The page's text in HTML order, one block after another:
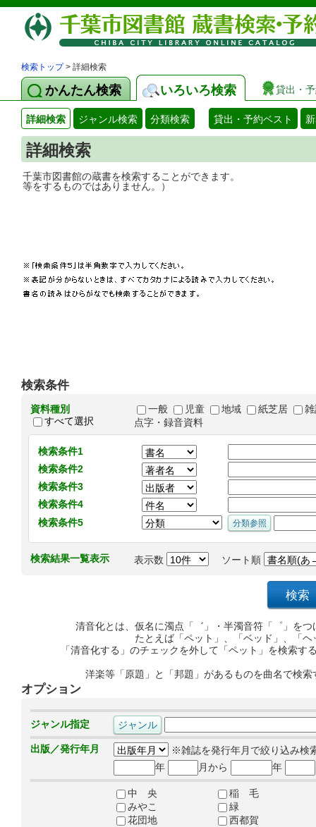
検索トップ> 詳細検索
かんたん検索 いろいろ検索 貸出・
詳細検索 ジャンル検索 分類検索 貸出・予約ベスト
詳細検索
千葉市図書館の蔵書を検索することがで
等をするものではありません。）
検索条件
資料種別
すべて選択
一般 児童 地域 紙芝居
点字・録音資料
検索条件1
検索条件2
検索条件3
検索条件4
検索条件5
検索結果一覧表示 表示数 ソート順
清音化とは、仮名に濁点「゛」・半濁音符「゜」を
たとえば「ペット」、「ベッド」、「
「清音化する」のチェックを外して「ペット」を検索
洋楽等「原題」と「邦題」があるものを曲名で検
オプション
ジャンル指定
出版／発行年月
※雑誌を発行年月で絞り込み検
年
月から 年
中 央
稲 毛
みやこ
緑
花団地
西都賀